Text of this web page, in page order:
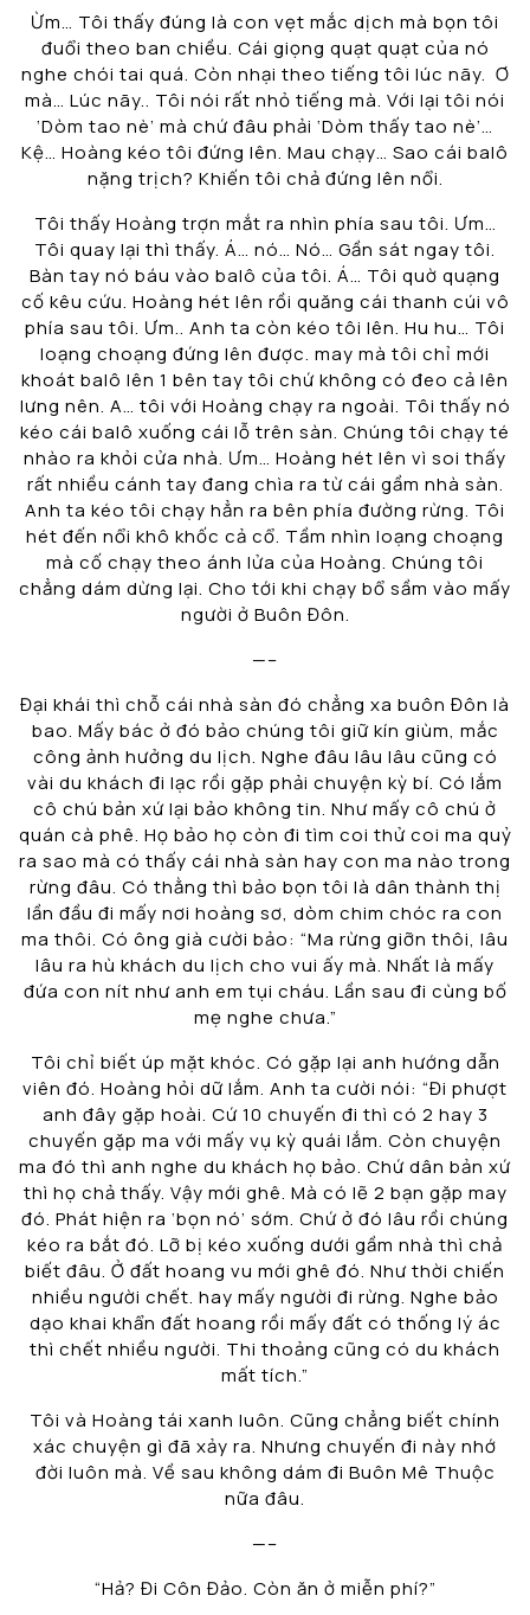
Ừm… Tôi thấy đúng là con vẹt mắc dịch mà bọn tôi
đuổi theo ban chiều. Cái giọng quạt quạt của nó
nghe chói tai quá. Còn nhại theo tiếng tôi lúc nãy. Ơ
mà… Lúc nãy.. Tôi nói rất nhỏ tiếng mà. Với lại tôi nói
‘Dòm tao nè’ mà chứ đâu phải ‘Dòm thấy tao nè’…
Kệ… Hoàng kéo tôi đứng lên. Mau chạy… Sao cái balô
nặng trịch? Khiến tôi chả đứng lên nổi.
Tôi thấy Hoàng trợn mắt ra nhìn phía sau tôi. Ưm…
Tôi quay lại thì thấy. Á… nó… Nó… Gần sát ngay tôi.
Bàn tay nó báu vào balô của tôi. Á… Tôi quờ quạng
cố kêu cứu. Hoàng hét lên rồi quăng cái thanh cúi vô
phía sau tôi. Ưm.. Anh ta còn kéo tôi lên. Hu hu… Tôi
loạng choạng đứng lên được. may mà tôi chỉ mới
khoát balô lên 1 bên tay tôi chứ không có đeo cả lên
lưng nên. A… tôi với Hoàng chạy ra ngoài. Tôi thấy nó
kéo cái balô xuống cái lỗ trên sàn. Chúng tôi chạy té
nhào ra khỏi cửa nhà. Ưm… Hoàng hét lên vì soi thấy
rất nhiều cánh tay đang chìa ra từ cái gầm nhà sàn.
Anh ta kéo tôi chạy hẳn ra bên phía đường rừng. Tôi
hét đến nổi khô khốc cả cổ. Tầm nhìn loạng choạng
mà cố chạy theo ánh lửa của Hoàng. Chúng tôi
chẳng dám dừng lại. Cho tới khi chạy bổ sầm vào mấy
người ở Buôn Đôn.
—–
Đại khái thì chỗ cái nhà sàn đó chẳng xa buôn Đôn là
bao. Mấy bác ở đó bảo chúng tôi giữ kín giùm, mắc
công ảnh hưởng du lịch. Nghe đâu lâu lâu cũng có
vài du khách đi lạc rồi gặp phải chuyện kỳ bí. Có lắm
cô chú bản xứ lại bảo không tin. Như mấy cô chú ở
quán cà phê. Họ bảo họ còn đi tìm coi thử coi ma quỷ
ra sao mà có thấy cái nhà sàn hay con ma nào trong
rừng đâu. Có thằng thì bảo bọn tôi là dân thành thị
lần đầu đi mấy nơi hoàng sơ, dòm chim chóc ra con
ma thôi. Có ông già cười bảo: “Ma rừng giỡn thôi, lâu
lâu ra hù khách du lịch cho vui ấy mà. Nhất là mấy
đứa con nít như anh em tụi cháu. Lần sau đi cùng bố
mẹ nghe chưa.”
Tôi chỉ biết úp mặt khóc. Có gặp lại anh hướng dẫn
viên đó. Hoàng hỏi dữ lắm. Anh ta cười nói: “Đi phượt
anh đây gặp hoài. Cứ 10 chuyến đi thì có 2 hay 3
chuyến gặp ma với mấy vụ kỳ quái lắm. Còn chuyện
ma đó thì anh nghe du khách họ bảo. Chứ dân bản xứ
thì họ chả thấy. Vậy mới ghê. Mà có lẽ 2 bạn gặp may
đó. Phát hiện ra ‘bọn nó’ sớm. Chứ ở đó lâu rồi chúng
kéo ra bắt đó. Lỡ bị kéo xuống dưới gầm nhà thì chả
biết đâu. Ở đất hoang vu mới ghê đó. Như thời chiến
nhiều người chết. hay mấy người đi rừng. Nghe bảo
dạo khai khẩn đất hoang rồi mấy đất có thống lý ác
thì chết nhiều người. Thi thoảng cũng có du khách
mất tích.”
Tôi và Hoàng tái xanh luôn. Cũng chẳng biết chính
xác chuyện gì đã xảy ra. Nhưng chuyến đi này nhớ
đời luôn mà. Về sau không dám đi Buôn Mê Thuộc
nữa đâu.
—–
“Hả? Đi Côn Đảo. Còn ăn ở miễn phí?”